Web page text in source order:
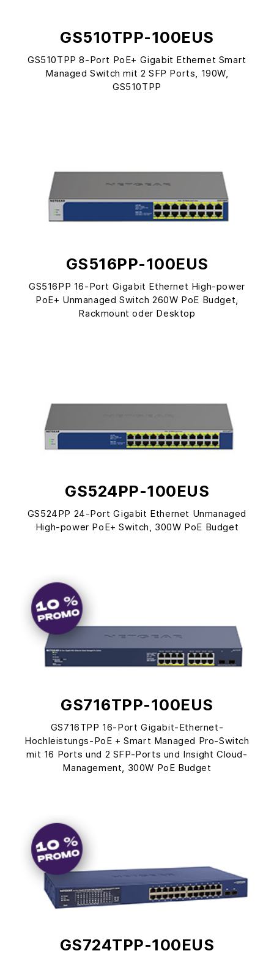
GS510TPP-100EUS
GS510TPP 8-Port PoE+ Gigabit Ethernet Smart
Managed Switch mit 2 SFP Ports, 190W,
GS510TPP
GS516PP-100EUS
GS516PP 16-Port Gigabit Ethernet High-power
PoE+ Unmanaged Switch 260W PoE Budget,
Rackmount oder Desktop
GS524PP-100EUS
GS524PP 24-Port Gigabit Ethernet Unmanaged
High-power PoE+ Switch, 300W PoE Budget
GS716TPP-100EUS
GS716TPP 16-Port Gigabit-Ethernet-
Hochleistungs-PoE + Smart Managed Pro-Switch
mit 16 Ports und 2 SFP-Ports und Insight Cloud-
Management, 300W PoE Budget
GS724TPP-100EUS